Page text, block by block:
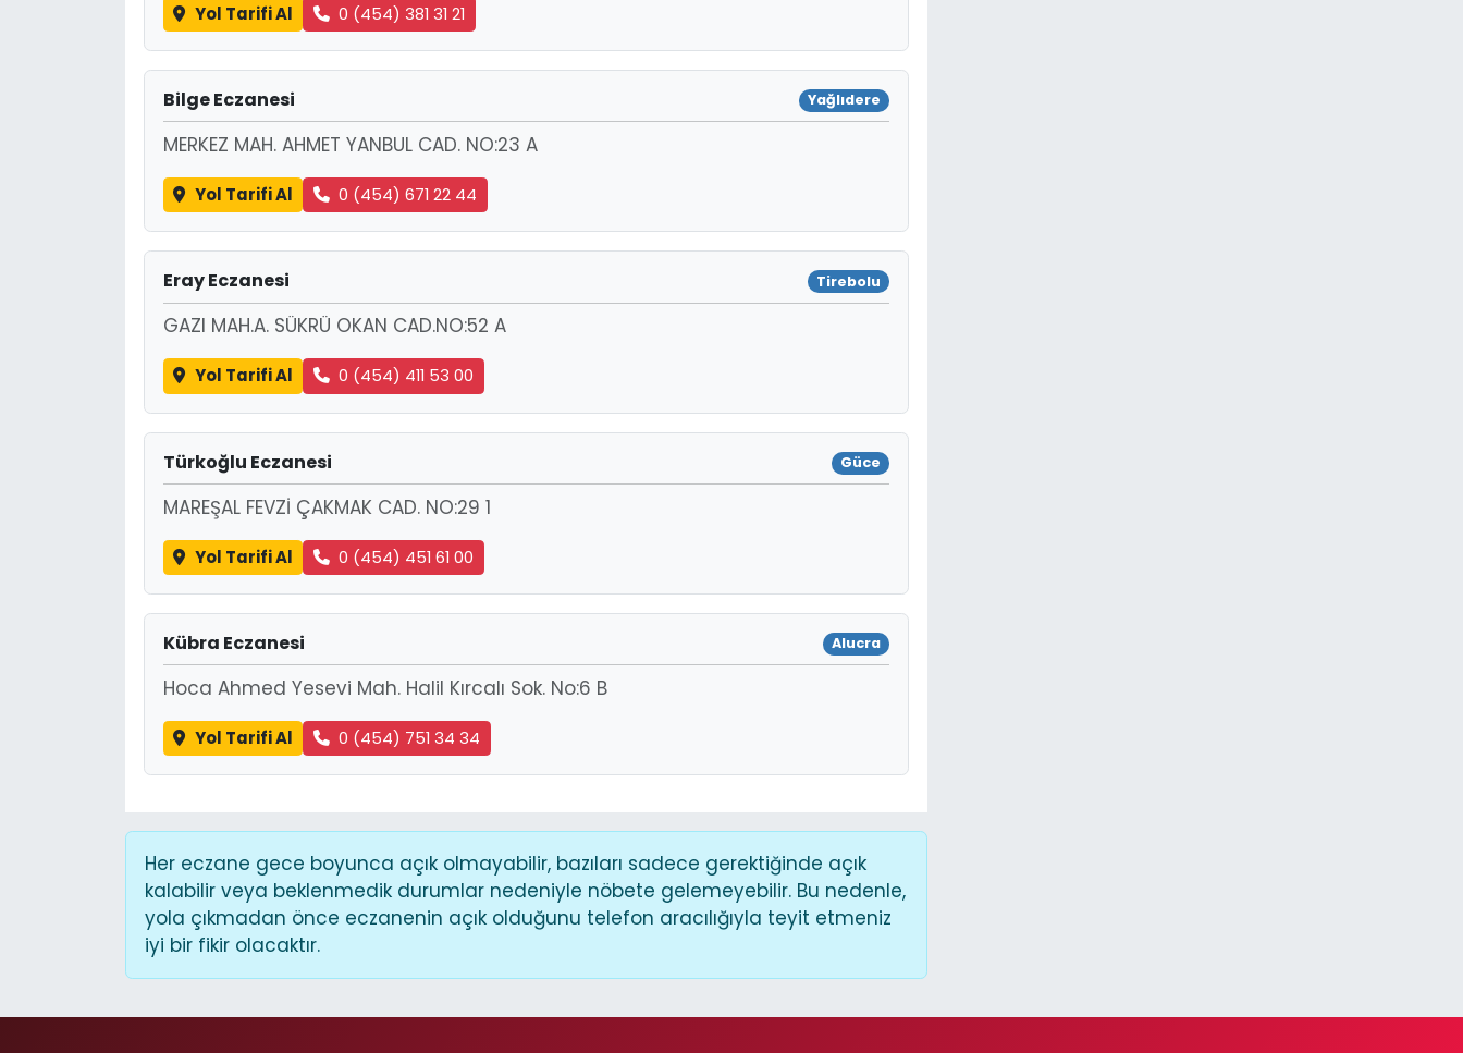
Yol Tarifi Al 0 (454) 381 31 21
Bilge Eczanesi Yağlıdere
MERKEZ MAH. AHMET YANBUL CAD. NO:23 A
Yol Tarifi Al 0 (454) 671 22 44
Eray Eczanesi Tirebolu
GAZI MAH.A. SÜKRÜ OKAN CAD.NO:52 A
Yol Tarifi Al 0 (454) 411 53 00
Türkoğlu Eczanesi Güce
MAREŞAL FEVZİ ÇAKMAK CAD. NO:29 1
Yol Tarifi Al 0 (454) 451 61 00
Kübra Eczanesi Alucra
Hoca Ahmed Yesevi Mah. Halil Kırcalı Sok. No:6 B
Yol Tarifi Al 0 (454) 751 34 34
Her eczane gece boyunca açık olmayabilir, bazıları sadece gerektiğinde açık
kalabilir veya beklenmedik durumlar nedeniyle nöbete gelemeyebilir. Bu nedenle,
yola çıkmadan önce eczanenin açık olduğunu telefon aracılığıyla teyit etmeniz
iyi bir fikir olacaktır.